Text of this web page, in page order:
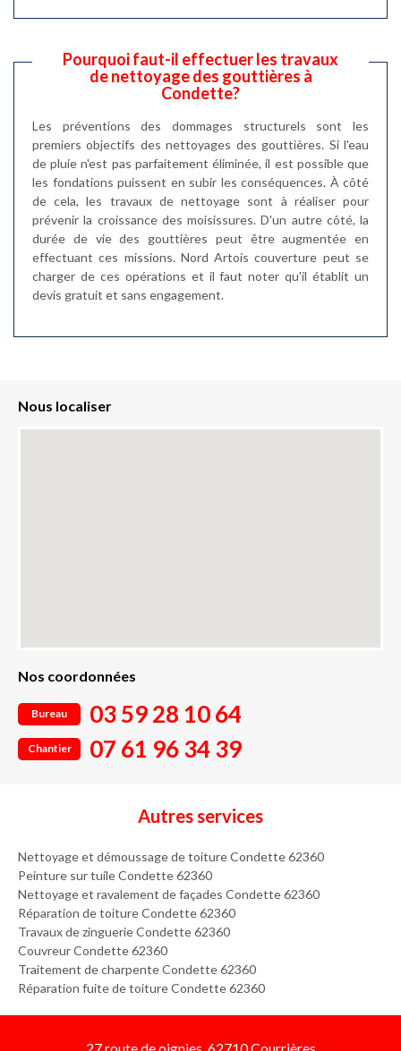
Pourquoi faut-il effectuer les travaux
de nettoyage des gouttières à
Condette?
Les préventions des dommages structurels sont les
premiers objectifs des nettoyages des gouttières. Si l'eau
de pluie n'est pas parfaitement éliminée, il est possible que
les fondations puissent en subir les conséquences. À côté
de cela, les travaux de nettoyage sont à réaliser pour
prévenir la croissance des moisissures. D'un autre côté, la
durée de vie des gouttières peut être augmentée en
effectuant ces missions. Nord Artois couverture peut se
charger de ces opérations et il faut noter qu'il établit un
devis gratuit et sans engagement.
Nous localiser
Nos coordonnées
Bureau 03 59 28 10 64
Chantier 07 61 96 34 39
Autres services
Nettoyage et démoussage de toiture Condette 62360
Peinture sur tuile Condette 62360
Nettoyage et ravalement de façades Condette 62360
Réparation de toiture Condette 62360
Travaux de zinguerie Condette 62360
Couvreur Condette 62360
Traitement de charpente Condette 62360
Réparation fuite de toiture Condette 62360